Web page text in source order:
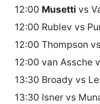
12:00 Musetti vs
12:00 Rublev vs
12:00 Thompson
12:00 van Assche
13:30 Broady vs
13:30 Isner vs